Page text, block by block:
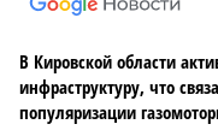
В Кировской области
инфраструктуру, что
популяризации